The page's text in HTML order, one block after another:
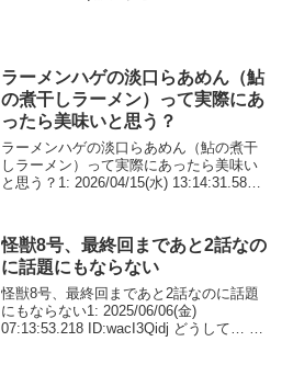
ラーメンハゲの淡口らあめん（鮎
の煮干しラーメン）って実際にあ
ったら美味いと思う？
ラーメンハゲの淡口らあめん（鮎の煮干
しラーメン）って実際にあったら美味い
と思う？1: 2026/04/15(水) 13:14:31.58
怪獣8号、最終回まであと2話なの
に話題にもならない
怪獣8号、最終回まであと2話なのに話題
にもならない1: 2025/06/06(金)
07:13:53.218 ID:wacI3Qidj どうして… 2: